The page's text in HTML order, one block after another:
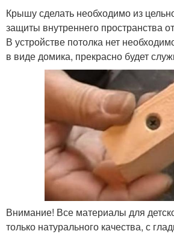
Крышу сделать необходимо из
защиты внутреннего пространства
В устройстве потолка нет
в виде домика, прекрасно будет
Внимание! Все материалы для
только натурального качества, с